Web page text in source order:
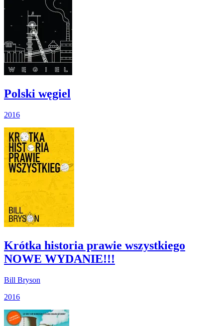
Polski węgiel
2016
Krótka historia prawie wszystkiego
NOWE WYDANIE!!!
Bill Bryson
2016